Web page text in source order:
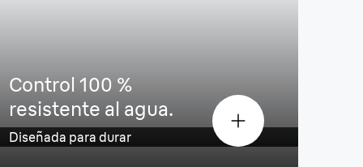
ciegas.
Control 100 %
resistente al agua.
Diseñada para durar